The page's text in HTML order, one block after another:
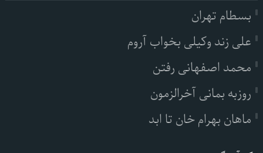
بسطام تهران
علی زند وکیلی بخواب آروم
محمد اصفهانی رفتن
روزبه بمانی آخرالزمون
ماهان بهرام خان تا ابد